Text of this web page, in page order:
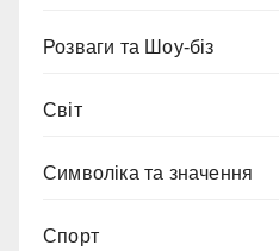
Розваги та Шоу-біз
Світ
Символіка та значення
Спорт